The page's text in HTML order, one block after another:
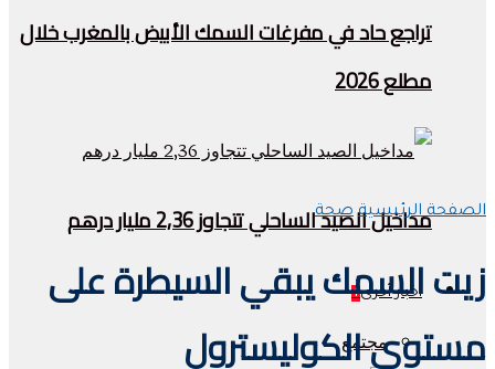
تراجع حاد في مفرغات السمك الأبيض بالمغرب خلال
مطلع 2026
مداخيل الصيد الساحلي تتجاوز 2,36 مليار درهم
أخبار أخرى+
مجتمع
الصفحة الرئيسية صحة
زيت السمك يبقي السيطرة على
مستوى الكوليسترول